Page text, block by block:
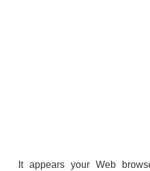
It appears your Web